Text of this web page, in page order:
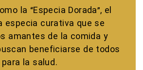
la “Especia Dorada”, el
especia curativa que se
amantes de la comida y
beneficiarse de todos
la salud.